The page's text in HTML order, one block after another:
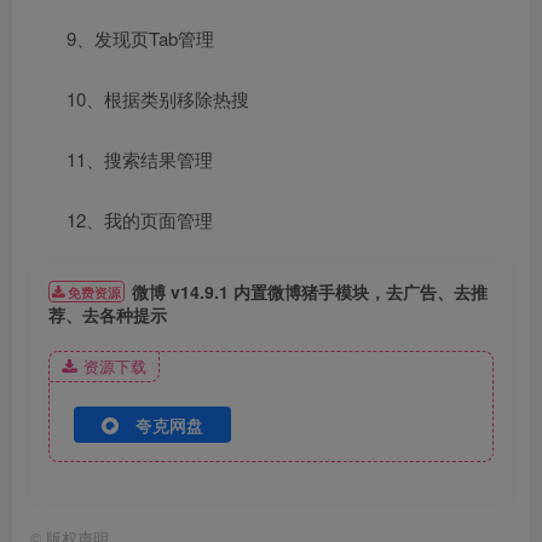
9、发现页Tab管理
10、根据类别移除热搜
11、搜索结果管理
12、我的页面管理
免费资源 微博 v14.9.1 内置微博猪手模块，去广告、去推
荐、去各种提示
资源下载
夸克网盘